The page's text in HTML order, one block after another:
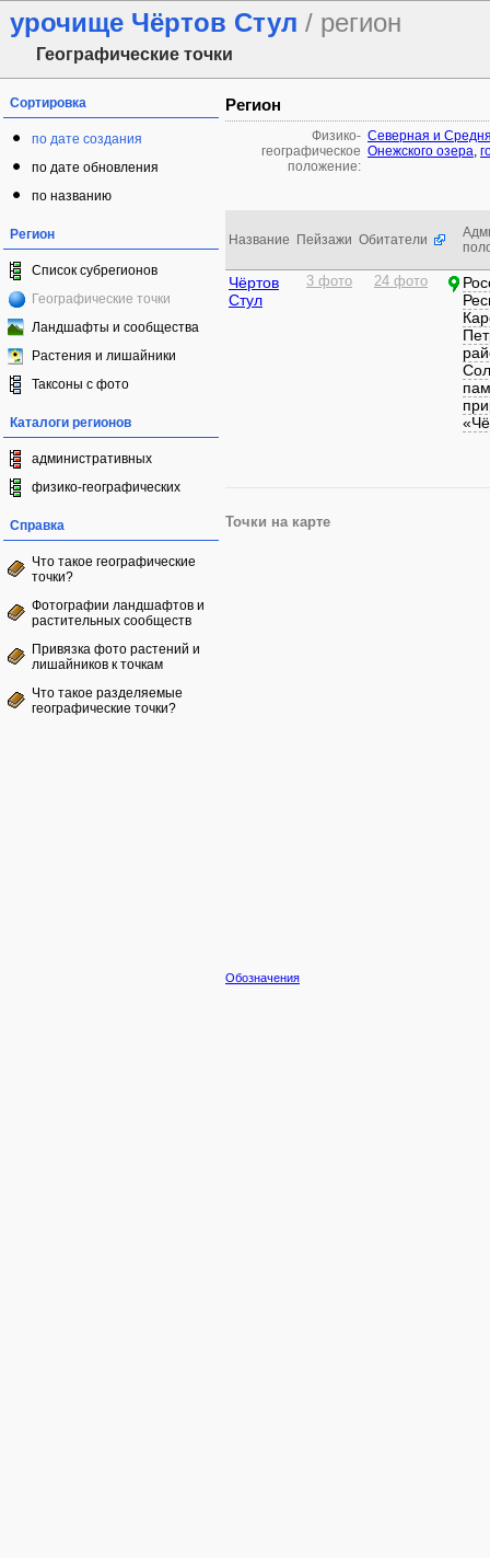
урочище Чёртов Стул / регион
Географические точки
Сортировка
по дате создания
по дате обновления
по названию
Регион
Список субрегионов
Географические точки
Ландшафты и сообщества
Растения и лишайники
Таксоны с фото
Каталоги регионов
административных
физико-географических
Справка
Что такое географические
точки?
Фотографии ландшафтов и
растительных сообществ
Привязка фото растений и
лишайников к точкам
Что такое разделяемые
географические точки?
Регион
Физико-
географическое
положение:
Северная и
Онежского озера,
Название Пейзажи Обитатели
Чёртов
Стул
3 фото 24 фото
Точки на карте
Обозначения